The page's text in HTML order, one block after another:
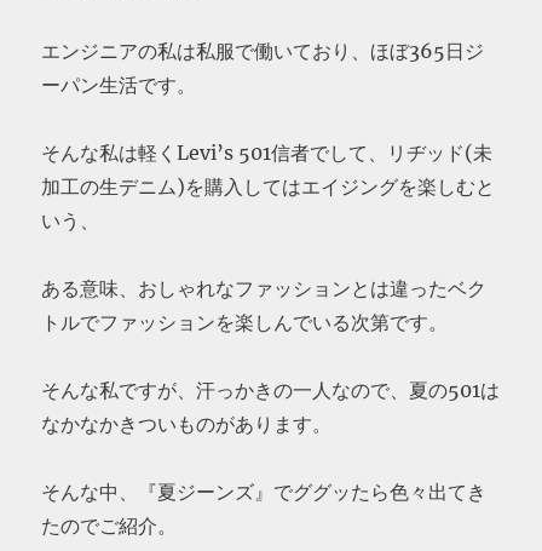
エンジニアの私は私服で働いており、ほぼ365日ジ
ーパン生活です。
そんな私は軽くLevi’s 501信者でして、リヂッド(未
加工の生デニム)を購入してはエイジングを楽しむと
いう、
ある意味、おしゃれなファッションとは違ったベク
トルでファッションを楽しんでいる次第です。
そんな私ですが、汗っかきの一人なので、夏の501は
なかなかきついものがあります。
そんな中、『夏ジーンズ』でググッたら色々出てき
たのでご紹介。